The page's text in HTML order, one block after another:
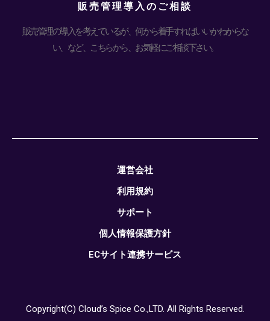
販売管理導入のご相談
販売管理の導入を考えているが、何から着手すればいいかわからな
い、など、こちらから、お気軽にご相談下さい。
運営会社
利用規約
サポート
個人情報保護方針
ECサイト連携サービス
Copyright(C) Cloud’s Spice Co.,LTD. All Rights Reserved.